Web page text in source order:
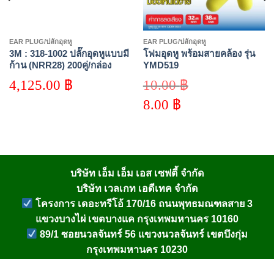
EAR PLUG/ปลั๊กอุดหู
3M : 318-1002 ปลั๊กอุดหูแบบมี
ก้าน (NRR28) 200คู่/กล่อง
4,125.00 ฿
EAR PLUG/ปลั๊กอุดหู
โฟมอุดหู พร้อมสายคล้อง รุ่น
YMD519
10.00฿
Original
price
8.00 ฿
บริษัท เอ็ม เอ็ม เอส เซฟตี้ จำกัด
บริษัท เวลเกท เอดีเทค จำกัด
โครงการ เดอะทรีโอ้ 170/16 ถนนพุทธมณฑลสาย 3
แขวงบางไผ่ เขตบางแค กรุงเทพมหานคร 10160
89/1 ซอยนวลจันทร์ 56 แขวงนวลจันทร์ เขตบึงกุ่ม
กรุงเทพมหานคร 10230